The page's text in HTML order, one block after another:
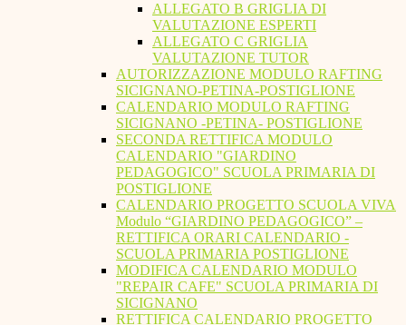
ALLEGATO B GRIGLIA DI
VALUTAZIONE ESPERTI
ALLEGATO C GRIGLIA
VALUTAZIONE TUTOR
AUTORIZZAZIONE MODULO RAFTING
SICIGNANO-PETINA-POSTIGLIONE
CALENDARIO MODULO RAFTING
SICIGNANO -PETINA- POSTIGLIONE
SECONDA RETTIFICA MODULO
CALENDARIO "GIARDINO
PEDAGOGICO" SCUOLA PRIMARIA DI
POSTIGLIONE
CALENDARIO PROGETTO SCUOLA VIVA
Modulo “GIARDINO PEDAGOGICO” –
RETTIFICA ORARI CALENDARIO -
SCUOLA PRIMARIA POSTIGLIONE
MODIFICA CALENDARIO MODULO
"REPAIR CAFE" SCUOLA PRIMARIA DI
SICIGNANO
RETTIFICA CALENDARIO PROGETTO